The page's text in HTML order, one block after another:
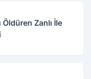
Zanlı İle